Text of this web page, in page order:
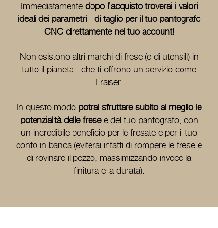
Immediatamente dopo l’acquisto troverai i valori
ideali dei parametri di taglio per il tuo pantografo
CNC direttamente nel tuo account!
Non esistono altri marchi di frese (e di utensili) in
tutto il pianeta che ti offrono un servizio come
Fraiser.
In questo modo potrai sfruttare subito al meglio le
potenzialità delle fresee del tuo pantografo, con
un incredibile beneficio per le fresate e per il tuo
conto in banca (eviterai infatti di rompere le frese e
di rovinare il pezzo, massimizzando invece la
finitura e la durata).